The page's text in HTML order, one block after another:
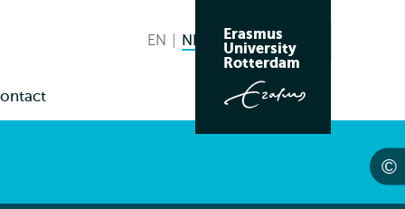
taal
EN English
NL Nederlands huidige taal
Zoeken
Erasmus
University
Rotterdam